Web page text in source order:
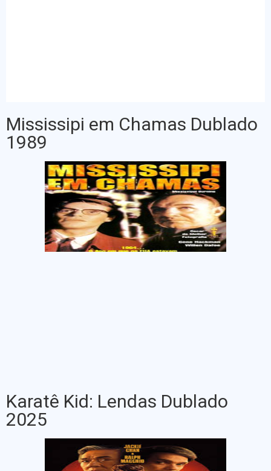
Mississipi em Chamas Dublado
1989
Karatê Kid: Lendas Dublado
2025